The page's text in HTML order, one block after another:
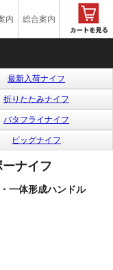
内 総合案内
最新入荷ナイフ
折りたたみナイフ
バタフライナイフ
ビッグナイフ
ーナイフ
一体形成ハンドル